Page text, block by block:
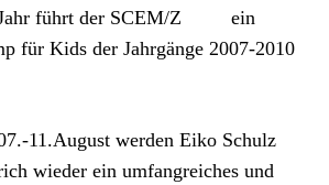
führt der SCEM/Z
ein
für Kids der Jahrgänge 2007-2010
11.August werden Eiko Schulz
wieder ein umfangreiches und